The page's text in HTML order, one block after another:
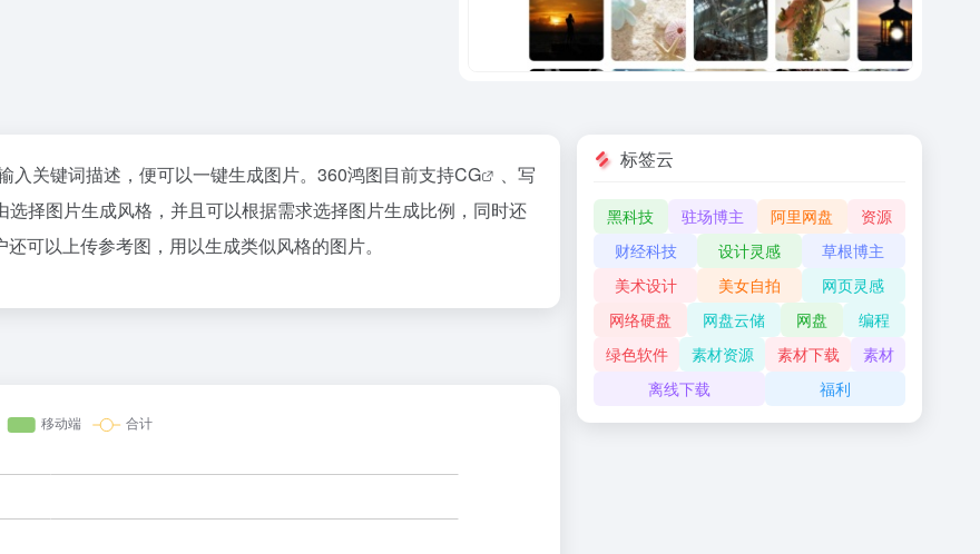
关键词描述，便可以一键生成图片。360鸿图目前支持CG
、写
择图片生成风格，并且可以根据需求选择图片生成比例，同时还
可以上传参考图，用以生成类似风格的图片。
标签云
黑科技 驻场博主 阿里网盘
资源
财经科技
设计灵感
草根博主
美术设计
美女自拍
网页灵感
网络硬盘
网盘云储 网盘
编程
绿色软件
素材资源 素材下载
素材
离线下载
福利